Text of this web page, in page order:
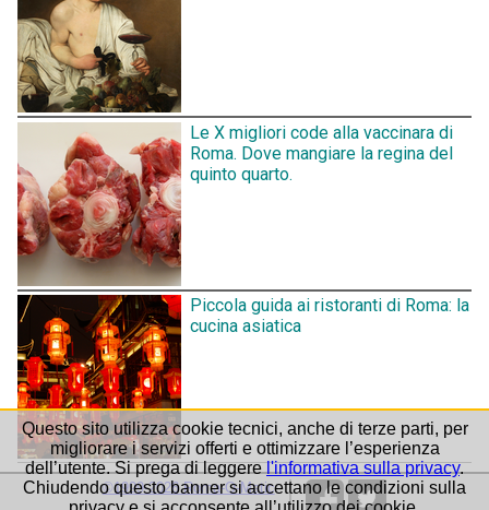
Le X migliori code alla vaccinara di
Roma. Dove mangiare la regina del
quinto quarto.
Piccola guida ai ristoranti di Roma: la
cucina asiatica
©1999-2026 Roma-O-Matic
Questo sito utilizza cookie tecnici, anche di terze parti, per
migliorare i servizi offerti e ottimizzare l’esperienza
dell’utente. Si prega di leggerel'informativa sulla privacy.
Chiudendo questo banner si accettano le condizioni sulla